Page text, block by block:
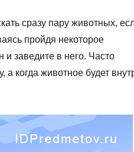
сразу пару животных,
пройдя некоторое
заведите в него. Часто
когда животное будет